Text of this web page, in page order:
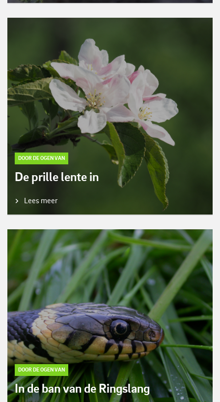
DOOR DE OGEN VAN
De prille lente in
Lees meer
DOOR DE OGEN VAN
In de ban van de Ringslang